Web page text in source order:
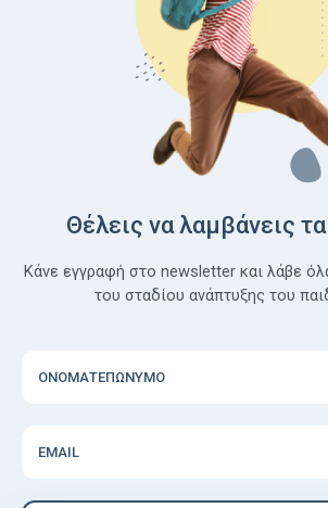
Θέλεις να λαμβάνεις
Κάνε εγγραφή στο newsletter και λάβε
του σταδίου ανάπτυξης του
ΟΝΟΜΑΤΕΠΩΝΥΜΟ
EMAIL